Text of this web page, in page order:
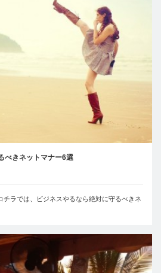
べきネットマナー6選
チラでは、ビジネスやるなら絶対に守るべきネ